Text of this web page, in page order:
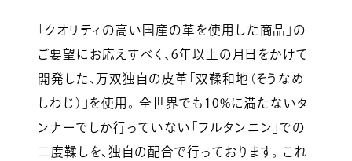
「クオリティの高い国産の革を使用した商品」の
ご要望にお応えすべく、6年以上の月日をかけて
開発した、万双独自の皮革「双鞣和地（そうなめ
しわじ）」を使用。 全世界でも10%に満たないタ
ンナーでしか行っていない「フルタンニン」での
二度鞣しを、独自の配合で行っております。 これ